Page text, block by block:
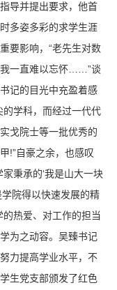
导并提出要求，他首
多姿多彩的求学生涯
要影响，“老先生对数
我一直难以忘怀……”谈
记的目光中充盈着感
的学科，而经过一代代
戈院士等一批优秀的
!”自豪之余，也感叹
秉承的‘我是山大一块
院得以快速发展的精
热爱、对工作的担当
为之动容。吴臻书记
力提高学业水平，不
生党支部颁发了红色